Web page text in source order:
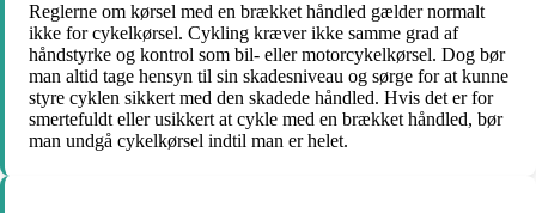
Reglerne om kørsel med en brækket håndled gælder normalt
ikke for cykelkørsel. Cykling kræver ikke samme grad af
håndstyrke og kontrol som bil- eller motorcykelkørsel. Dog bør
man altid tage hensyn til sin skadesniveau og sørge for at kunne
styre cyklen sikkert med den skadede håndled. Hvis det er for
smertefuldt eller usikkert at cykle med en brækket håndled, bør
man undgå cykelkørsel indtil man er helet.